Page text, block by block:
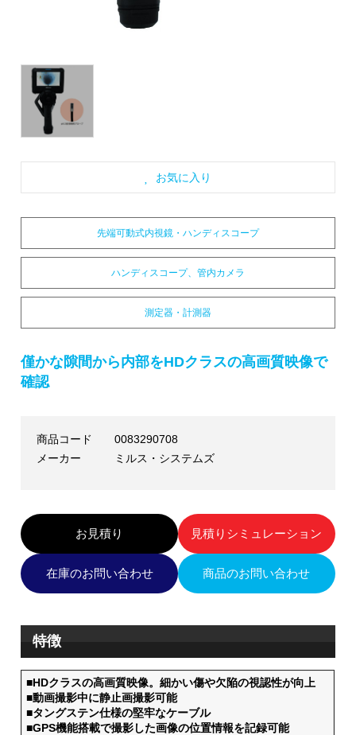
お気に入り
先端可動式内視鏡・ハンディスコープ
ハンディスコープ、管内カメラ
測定器・計測器
僅かな隙間から内部をHDクラスの高画質映像で
確認
商品コード
0083290708
メーカー
ミルス・システムズ
お見積り 見積りシミュレーション
在庫のお問い合わせ 商品のお問い合わせ
特徴
■HDクラスの高画質映像。細かい傷や欠陥の視認性が向上
■動画撮影中に静止画撮影可能
■タングステン仕様の堅牢なケーブル
■GPS機能搭載で撮影した画像の位置情報を記録可能